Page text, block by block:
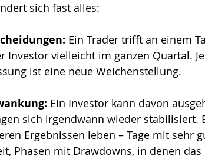
sich fast alles:
Ein Trader trifft an einem
Investor vielleicht im ganzen Quartal.
ist eine neue Weichenstellung.
Ein Investor kann davon
sich irgendwann wieder stabilisiert.
Ergebnissen leben – Tage mit sehr
Phasen mit Drawdowns, in denen